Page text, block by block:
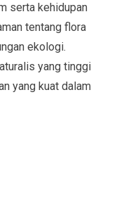
serta kehidupan
tentang flora
ekologi.
yang tinggi
yang kuat dalam